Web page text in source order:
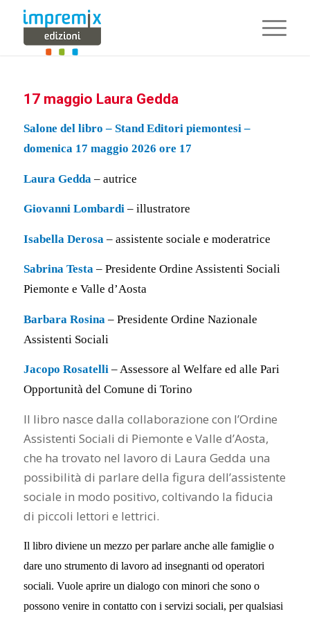
17 maggio Laura Gedda
Salone del libro – Stand Editori piemontesi –
domenica 17 maggio 2026 ore 17
Laura Gedda– autrice
Giovanni Lombardi– illustratore
Isabella Derosa – assistente sociale e moderatrice
Sabrina Testa– Presidente Ordine Assistenti Sociali
Piemonte e Valle d’Aosta
Barbara Rosina – Presidente Ordine Nazionale
Assistenti Sociali
Jacopo Rosatelli– Assessore al Welfare ed alle Pari
Opportunità del Comune di Torino
Il libro nasce dalla collaborazione con l’Ordine
Assistenti Sociali di Piemonte e Valle d’Aosta,
che ha trovato nel lavoro di Laura Gedda una
possibilità di parlare della figura dell’assistente
sociale in modo positivo, coltivando la fiducia
di piccoli lettori e lettrici.
Il libro diviene un mezzo per parlare anche alle famiglie o
dare uno strumento di lavoro ad insegnanti od operatori
sociali. Vuole aprire un dialogo con minori che sono o
possono venire in contatto con i servizi sociali, per qualsiasi